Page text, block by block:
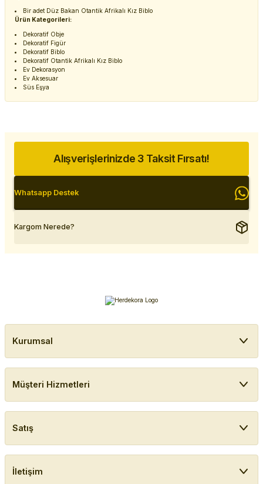
Bir adet Düz Bakan Otantik Afrikalı Kız Biblo
Ürün Kategorileri:
Dekoratif Obje
Dekoratif Figür
Dekoratif Biblo
Dekoratif Otantik Afrikalı Kız Biblo
Ev Dekorasyon
Ev Aksesuar
Süs Eşya
Alışverişlerinizde 3 Taksit Fırsatı!
Whatsapp Destek
Kargom Nerede?
Kurumsal
Müşteri Hizmetleri
Satış
İletişim